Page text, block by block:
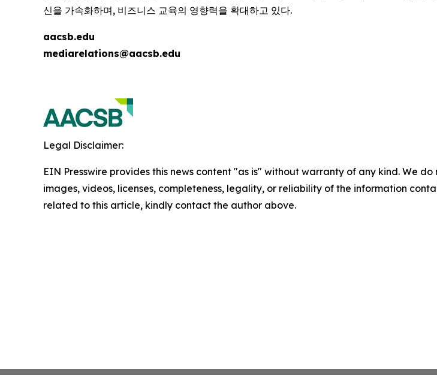
신을 가속화하며, 비즈니스 교육의 영향력을 확대하고 있다.
aacsb.edu
mediarelations@aacsb.edu
Legal Disclaimer:
EIN Presswire provides this news content "as is" without warranty of any kind. We
images, videos, licenses, completeness, legality, or reliability of the information
related to this article, kindly contact the author above.